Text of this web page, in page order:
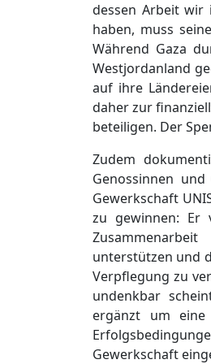
dessen Arbeit wir
haben, muss
Während Gaza
Westjordanland
auf ihre
daher zur
beteiligen. Der
Zudem
Genossinnen
Gewerkschaft
zu gewinnen: Er
unterstützen und
Verpflegung zu
undenkbar
ergänzt um eine
Gewerkschaft